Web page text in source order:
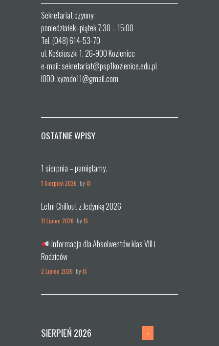
Sekretariat czynny:
poniedziałek–piątek 7:30 – 15:00
Tel. (048) 614-53-70
ul. Kościuszki 1, 26-900 Kozienice
e-mail: sekretariat@psp1kozienice.edu.pl
IODO: xyzodo11@gmail.com
OSTATNIE WPISY
1 sierpnia – pamiętamy.
1 Sierpień 2026 byIS
Letni Chillout z Jedynką 2026
11 Lipiec 2026 byIS
Informacja dla Absolwentów klas VIII i
Rodziców
2 Lipiec 2026 byIS
SIERPIEŃ 2026